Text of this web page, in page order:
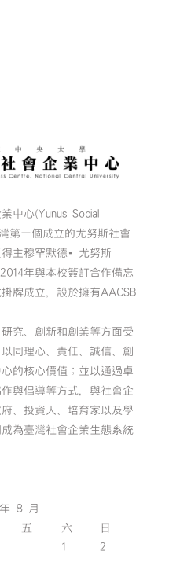
中心(Yunus Social
第一個成立的尤努斯社會
得主穆罕默德•尤努斯
年與本校簽訂合作備忘
牌成立，設於擁有AACSB
究、創新和創業等方面受
同理心、責任、誠信、創
的核心價值；並以通過卓
與倡導等方式，與社會企
、投資人、培育家以及學
為臺灣社會企業生態系統
8 月
五 六 日
1
2